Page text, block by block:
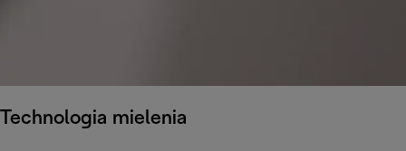
Technologia mielenia